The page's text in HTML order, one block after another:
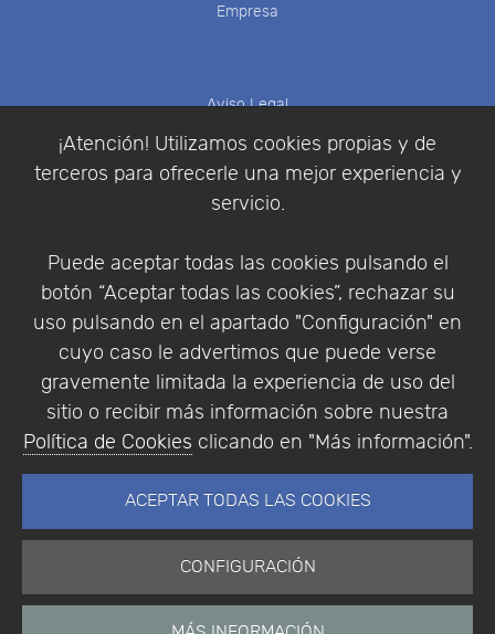
¡Atención! Utilizamos cookies propias y de
terceros para ofrecerle una mejor experiencia y
servicio.
Puede aceptar todas las cookies pulsando el
botón “Aceptar todas las cookies”, rechazar su
uso pulsando en el apartado "Configuración" en
cuyo caso le advertimos que puede verse
gravemente limitada la experiencia de uso del
sitio o recibir más información sobre nuestra
Política de Cookies clicando en "Más información".
ACEPTAR TODAS LAS COOKIES
CONFIGURACIÓN
Empresa
Aviso Legal
Condiciones de compra
Identificarse
Empresa|Aviso Legal| Política de Privacidad |
Política de Cookies
© Copyright 1994 - 2026. Addlink Software
Científico, S.L.
Portugal.